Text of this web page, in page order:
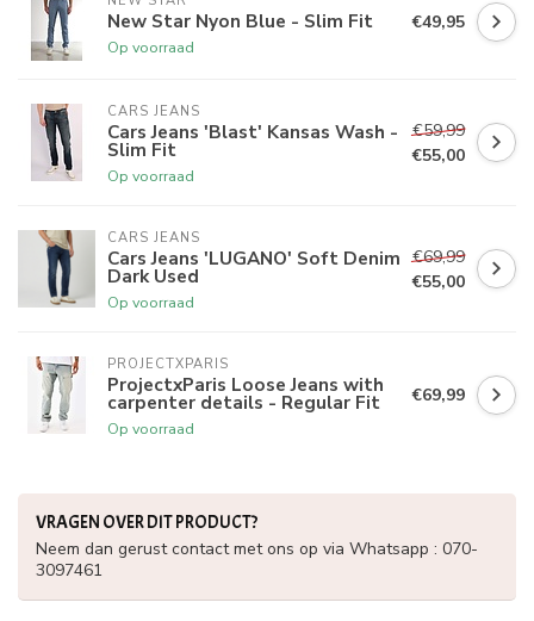
New Star Nyon Blue - Slim Fit
Op voorraad
€49,95
CARS JEANS
Cars Jeans 'Blast' Kansas Wash -
Slim Fit
Op voorraad
€59,99
€55,00
CARS JEANS
Cars Jeans 'LUGANO' Soft Denim
Dark Used
Op voorraad
€69,99
€55,00
PROJECTXPARIS
ProjectxParis Loose Jeans with
carpenter details - Regular Fit
Op voorraad
€69,99
VRAGEN OVER DIT PRODUCT?
Neem dan gerust contact met ons op via Whatsapp : 070-
3097461